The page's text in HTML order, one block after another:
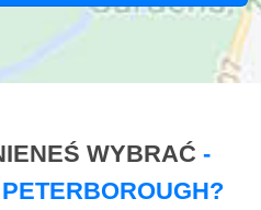
WYBRAĆ -